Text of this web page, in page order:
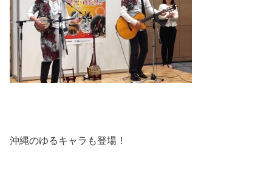
沖縄のゆるキャラも登場！